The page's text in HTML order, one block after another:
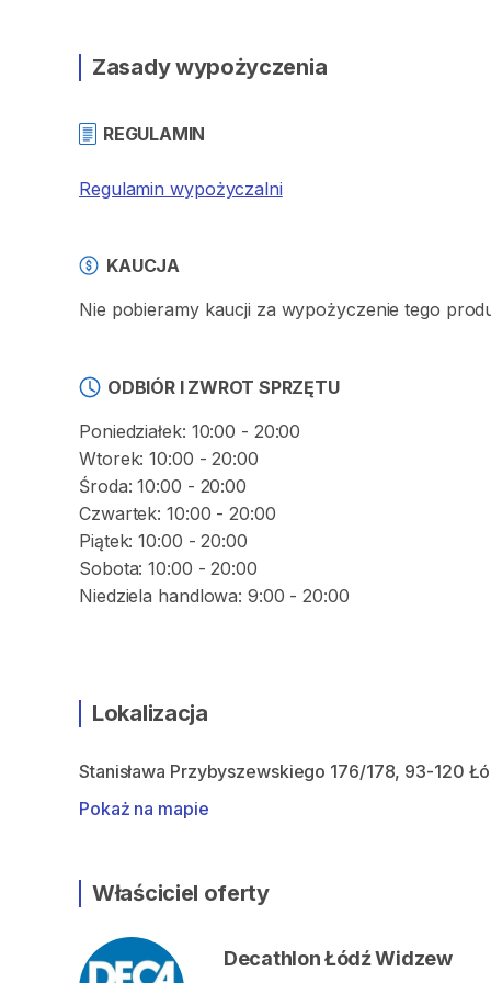
Zasady wypożyczenia
REGULAMIN
Regulamin wypożyczalni
KAUCJA
Nie pobieramy kaucji za wypożyczenie tego
ODBIÓR I ZWROT SPRZĘTU
Poniedziałek: 10:00 - 20:00
Wtorek: 10:00 - 20:00
Środa: 10:00 - 20:00
Czwartek: 10:00 - 20:00
Piątek: 10:00 - 20:00
Sobota: 10:00 - 20:00
Lokalizacja
Stanisława Przybyszewskiego 176/178, 93-120
Pokaż na mapie
Właściciel oferty
Decathlon Łódź Widzew